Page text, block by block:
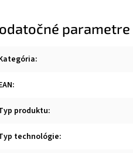
parametre
:
:
produktu:
technológie: